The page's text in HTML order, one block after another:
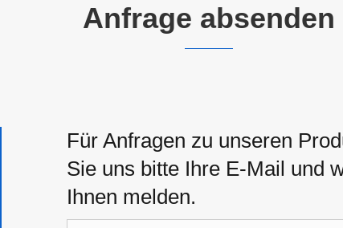
Anfrage absenden
Für Anfragen zu unseren
Sie uns bitte Ihre E-Mail und
Ihnen melden.